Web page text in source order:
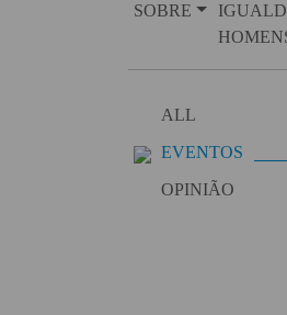
SOBRE
ALL
EVENTOS
OPINIÃO